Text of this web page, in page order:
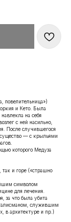
повелительница»)
и Кето. Была
на себя
с ней насильно,
После случившегося
— с крыльями
которого Медуза
и горе («страшно
символом
для лечения.
за что была убита
служившим
в архитектуре и пр.)